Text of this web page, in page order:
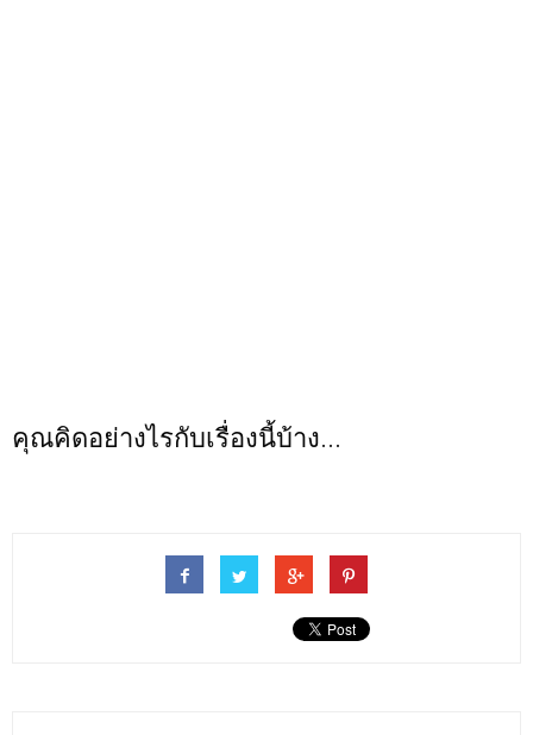
คุณคิดอย่างไรกับเรื่องนี้บ้าง...